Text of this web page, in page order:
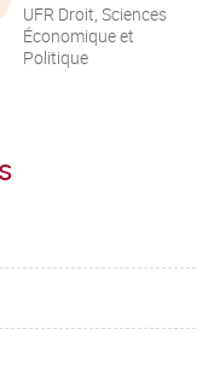
UFR Droit, Sciences
Économique et
Politique